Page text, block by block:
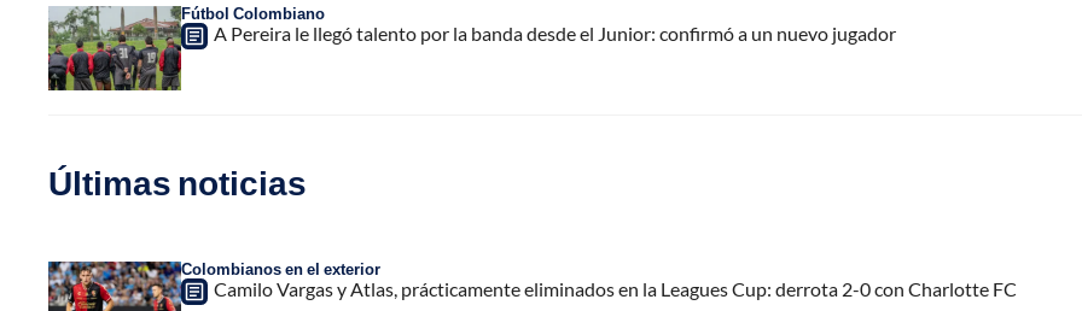
Fútbol Colombiano
A Pereira le llegó talento por la banda desde el Junior: confirmó a un nuevo jugador
Últimas noticias
Colombianos en el exterior
Camilo Vargas y Atlas, prácticamente eliminados en la Leagues Cup: derrota 2-0 con Charlotte FC